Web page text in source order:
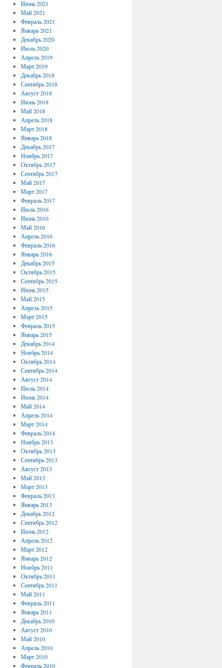
Июнь 2021
Май 2021
Февраль 2021
Январь 2021
Декабрь 2020
Июль 2020
Апрель 2019
Март 2019
Декабрь 2018
Сентябрь 2018
Август 2018
Июнь 2018
Май 2018
Апрель 2018
Март 2018
Январь 2018
Декабрь 2017
Ноябрь 2017
Октябрь 2017
Сентябрь 2017
Май 2017
Март 2017
Февраль 2017
Июль 2016
Июнь 2016
Май 2016
Апрель 2016
Февраль 2016
Январь 2016
Декабрь 2015
Октябрь 2015
Сентябрь 2015
Июнь 2015
Май 2015
Апрель 2015
Март 2015
Февраль 2015
Январь 2015
Декабрь 2014
Ноябрь 2014
Октябрь 2014
Сентябрь 2014
Август 2014
Июль 2014
Июнь 2014
Май 2014
Апрель 2014
Март 2014
Февраль 2014
Ноябрь 2013
Октябрь 2013
Сентябрь 2013
Август 2013
Май 2013
Март 2013
Февраль 2013
Январь 2013
Декабрь 2012
Сентябрь 2012
Июнь 2012
Апрель 2012
Март 2012
Январь 2012
Ноябрь 2011
Октябрь 2011
Сентябрь 2011
Май 2011
Февраль 2011
Январь 2011
Декабрь 2010
Август 2010
Май 2010
Апрель 2010
Март 2010
Февраль 2010